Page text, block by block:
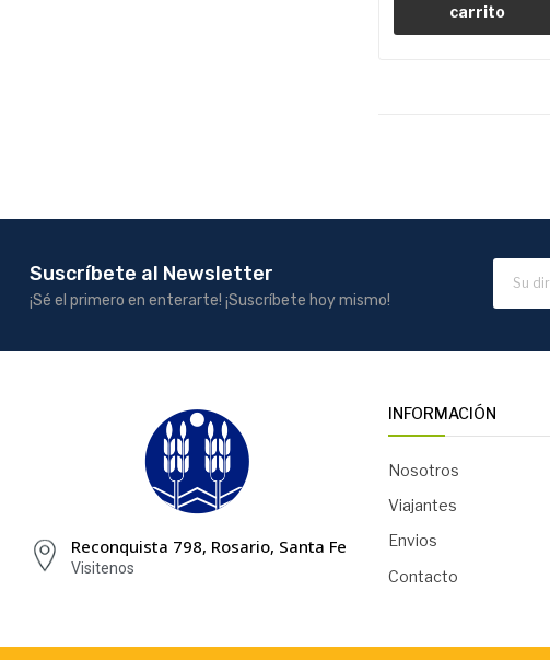
carrito
Suscríbete al Newsletter
¡Sé el primero en enterarte! ¡Suscríbete hoy mismo!
Reconquista 798, Rosario, Santa Fe
Visitenos
INFORMACIÓN
Nosotros
Viajantes
Envios
Contacto